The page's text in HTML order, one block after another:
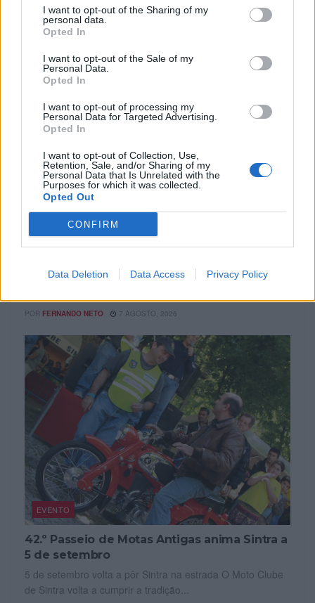
I want to opt-out of the Sharing of my
personal data.
Opted In
I want to opt-out of the Sale of my
Personal Data.
Opted In
I want to opt-out of processing my
Personal Data for Targeted Advertising.
Opted In
I want to opt-out of Collection, Use,
Retention, Sale, and/or Sharing of my
Personal Data that Is Unrelated with the
Purposes for which it was collected.
Opted Out
CONFIRM
Data Deletion Data Access Privacy Policy
MOTOMAIS
Indian Chief Vintage Sturgis – Nova versão
homenageia o papel fundamental da Indian Motorcycle nas
POR FERNANDO NETO 7 AGOSTO, 2026
EVENTO
42.º Passeio de Motas Antigas anima Sintra a
5 de setembro
5 de setembro volta a pôr Sintra na estrada O Moto Clube
de Sintra volta a cumprir a tradição...